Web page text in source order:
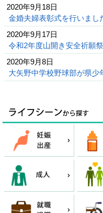
2020年9月18日
金婚夫婦表彰式を行いまし
2020年9月17日
令和2年度山開き安全祈願
2020年9月8日
大矢野中学校野球部が県